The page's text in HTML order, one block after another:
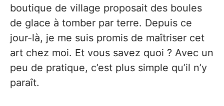
boutique de village proposait des boules
de glace à tomber par terre. Depuis ce
jour-là, je me suis promis de maîtriser cet
art chez moi. Et vous savez quoi ? Avec un
peu de pratique, c’est plus simple qu’il n’y
paraît.